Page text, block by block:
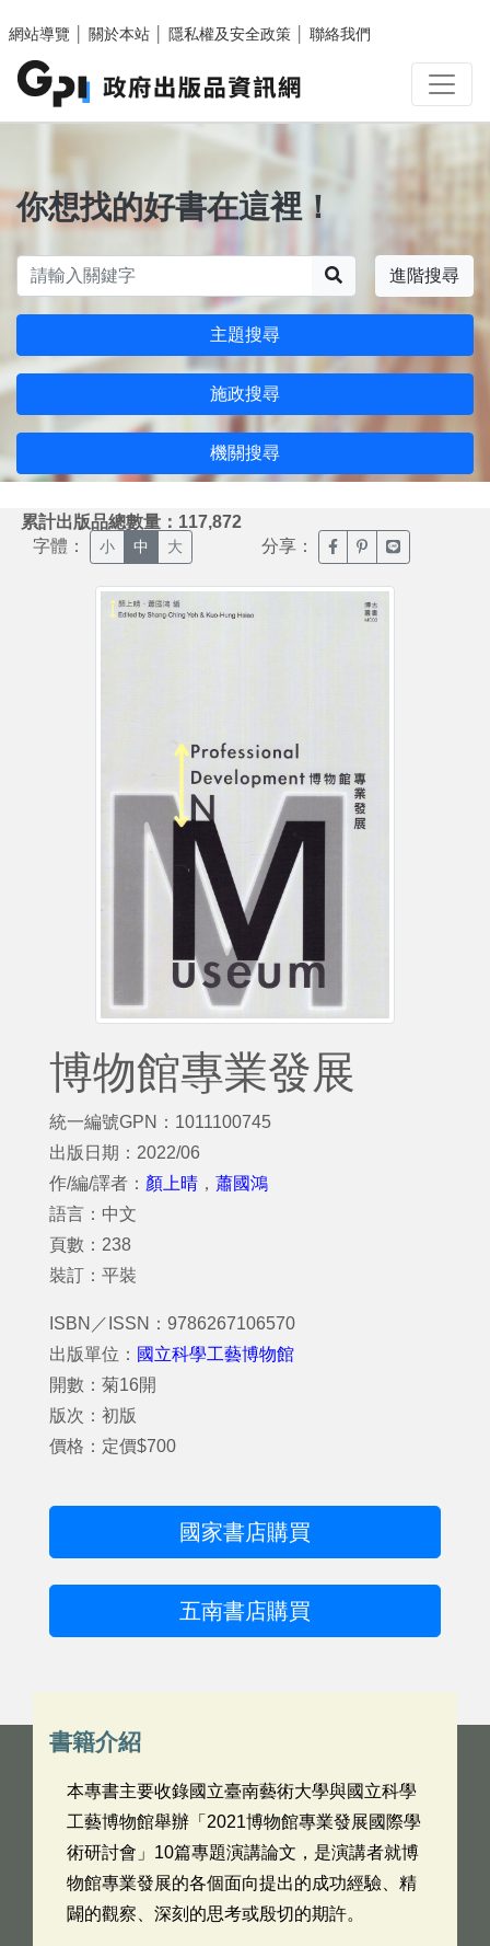
網站導覽
關於本站 隱私權及安全政策 聯絡我們
你想找的好書在這裡！
進階搜尋
主題搜尋
施政搜尋
機關搜尋
累計出版品總數量：117,872
字體： 小 中 大 分享： 臉書分享(另開新視窗)
噗浪分享(另開新
Line分享(另
博物館專業發展
統一編號GPN：1011100745
出版日期：2022/06
作/編/譯者： 顏上晴 ， 蕭國鴻
語言：中文
頁數：238
裝訂：平裝
ISBN／ISSN：9786267106570
出版單位： 國立科學工藝博物館
開數：菊16開
版次：初版
價格：定價$700
國家書店購買
五南書店購買
書籍介紹
本專書主要收錄國立臺南藝術大學與國立科學
工藝博物館舉辦「2021博物館專業發展國際學
術研討會」10篇專題演講論文，是演講者就博
物館專業發展的各個面向提出的成功經驗、精
闢的觀察、深刻的思考或殷切的期許。